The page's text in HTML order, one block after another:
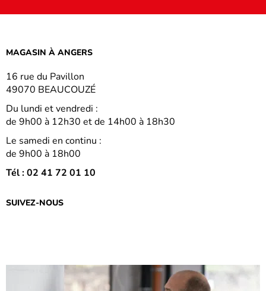
MAGASIN À ANGERS
16 rue du Pavillon
49070 BEAUCOUZÉ
Du lundi et vendredi :
de 9h00 à 12h30 et de 14h00 à 18h30
Le samedi en continu :
de 9h00 à 18h00
Tél : 02 41 72 01 10
SUIVEZ-NOUS